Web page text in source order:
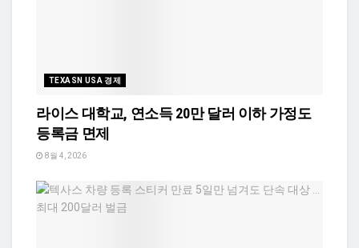
TEXASN USA 경제
라이스 대학교, 연소득 20만 달러 이하 가정도
등록금 면제
8월 4, 2026